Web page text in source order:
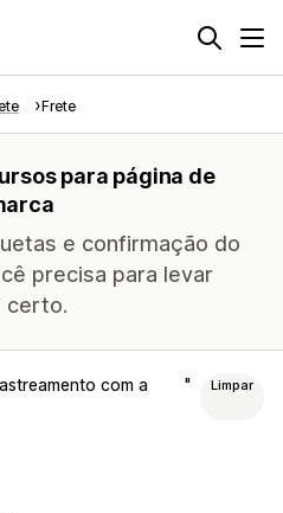
Frete
para página de
e confirmação do
precisa para levar
certo.
com a
Limpar